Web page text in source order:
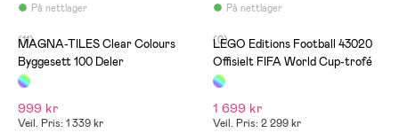
På nettlager
(11)
MAGNA-TILES Clear Colours
Byggesett 100 Deler
999 kr
Veil. Pris: 1 339 kr
På nettlager
(0)
LEGO Editions Football 43020
Offisielt FIFA World Cup-trofé
1 699 kr
Veil. Pris: 2 299 kr